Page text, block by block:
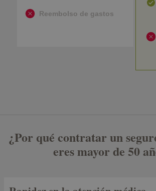
Reembolso de gastos
¿Por qué contratar un
eres mayor de 50